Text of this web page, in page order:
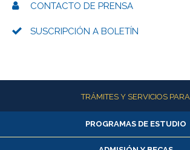
CONTACTO DE PRENSA
SUSCRIPCIÓN A BOLETÍN
Más informaciónTRÁMITES Y SERVICIOS PARA
Alumnas/os y exalumnas/os
Matrícula en línea
PROGRAMAS DE ESTUDIO